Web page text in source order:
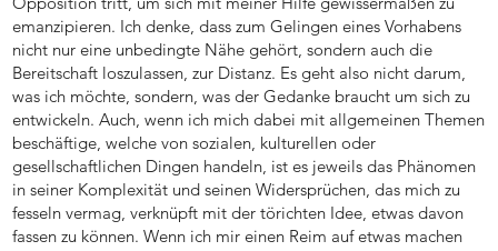
emanzipieren. Ich denke, dass zum Gelingen eines Vorhabens
nicht nur eine unbedingte Nähe gehört, sondern auch die
Bereitschaft loszulassen, zur Distanz. Es geht also nicht darum,
was ich möchte, sondern, was der Gedanke braucht um sich zu
entwickeln. Auch, wenn ich mich dabei mit allgemeinen Themen
beschäftige, welche von sozialen, kulturellen oder
gesellschaftlichen Dingen handeln, ist es jeweils das Phänomen
in seiner Komplexität und seinen Widersprüchen, das mich zu
fesseln vermag, verknüpft mit der törichten Idee, etwas davon
fassen zu können. Wenn ich mir einen Reim auf etwas machen